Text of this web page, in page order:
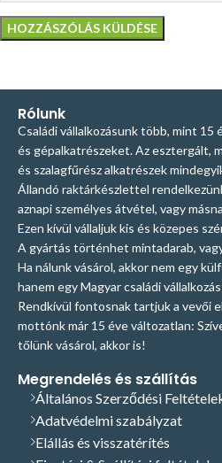
Rólunk
Családi vállalkozásunk több, mint 15
és gépalkatrészeket. Az esztergált,
és szalagfűrész alkatrészek
Állandó raktárkészlettel
aznapi személyes átvétel, vagy
Ezen kívül vállaljuk kis és közepes
A gyártás történhet mintadarab,
Ha nálunk vásárol, akkor nem egy
hanem egy Magyar családi
Rendkívül fontosnak tartjuk a vevői
mottónk már 15 éve változatlan:
tőlünk vásárol, akkor is!
Megrendelés és szállítás
Általános Szerződési
Adatvédelmi szabályzat
Elállás és visszatérítés